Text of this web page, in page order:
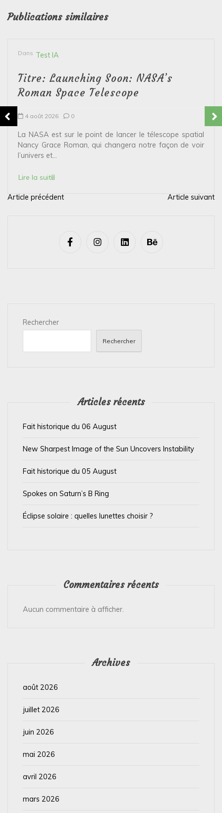
Publications similaires
Dans Test IA
Titre: Launching Soon: NASA’s
Roman Space Telescope
4 août 2026 0
La NASA est sur le point de lancer le télescope spatial
Nancy Grace Roman, qui changera notre façon de voir
l’univers et...
Lire la suite
N
Article précédent Article suivant
Rechercher
Rechercher
Articles récents
Fait historique du 06 August
New Sharpest Image of the Sun Uncovers Instability
Fait historique du 05 August
Spokes on Saturn’s B Ring
Éclipse solaire : quelles lunettes choisir ?
Commentaires récents
Aucun commentaire à afficher.
Archives
août 2026
juillet 2026
juin 2026
mai 2026
avril 2026
mars 2026